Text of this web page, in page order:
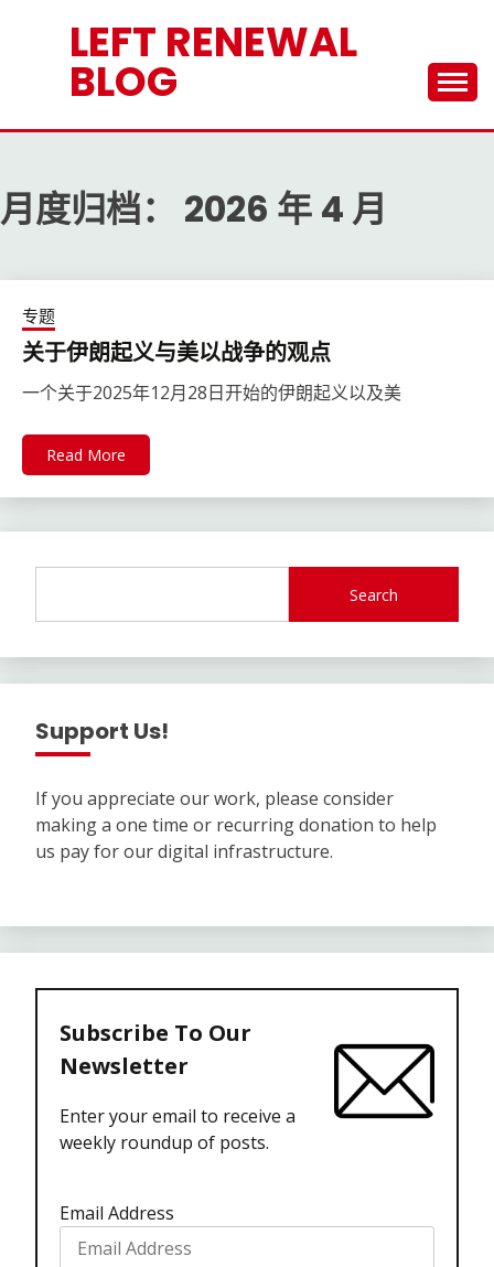
LEFT RENEWAL
BLOG
月度归档： 2026 年 4 月
专题
关于伊朗起义与美以战争的观点
一个关于2025年12月28日开始的伊朗起义以及美
Read More
Search
Support Us!
If you appreciate our work, please consider
making a one time or recurring donation to help
us pay for our digital infrastructure.
Subscribe To Our
Newsletter
Enter your email to receive a
weekly roundup of posts.
Email Address